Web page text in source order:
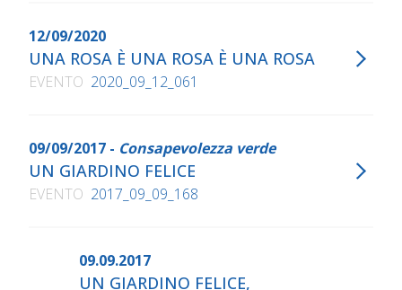
12/09/2020
UNA ROSA È UNA ROSA È UNA ROSA
EVENTO 2020_09_12_061
09/09/2017 - Consapevolezza verde
UN GIARDINO FELICE
EVENTO 2017_09_09_168
09.09.2017
UN GIARDINO FELICE,